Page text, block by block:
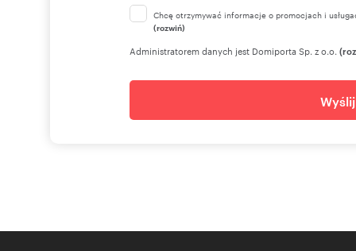
Chcę otrzymywać informacje o promocjach i
(rozwiń)
Administratorem danych jest Domiporta Sp. z o.o.